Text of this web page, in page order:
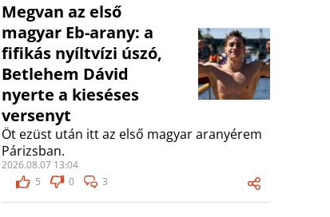
Megvan az első
magyar Eb-arany: a
fifikás nyíltvízi úszó,
Betlehem Dávid
nyerte a kieséses
versenyt
Öt ezüst után itt az első magyar aranyérem
Párizsban.
2026.08.07 13:04
5
0 3